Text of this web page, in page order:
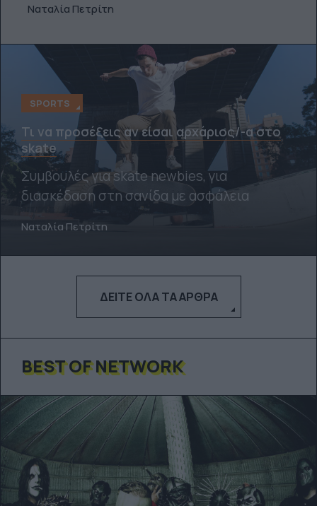
Ναταλία Πετρίτη
SPORTS
Τι να προσέξεις αν είσαι αρχάριος/-α στο
skate
Συμβουλές για skate newbies, για
διασκέδαση στη σανίδα με ασφάλεια
Ναταλία Πετρίτη
ΔΕΊΤΕ ΌΛΑ ΤΑ ΆΡΘΡΑ
BEST OF NETWORK